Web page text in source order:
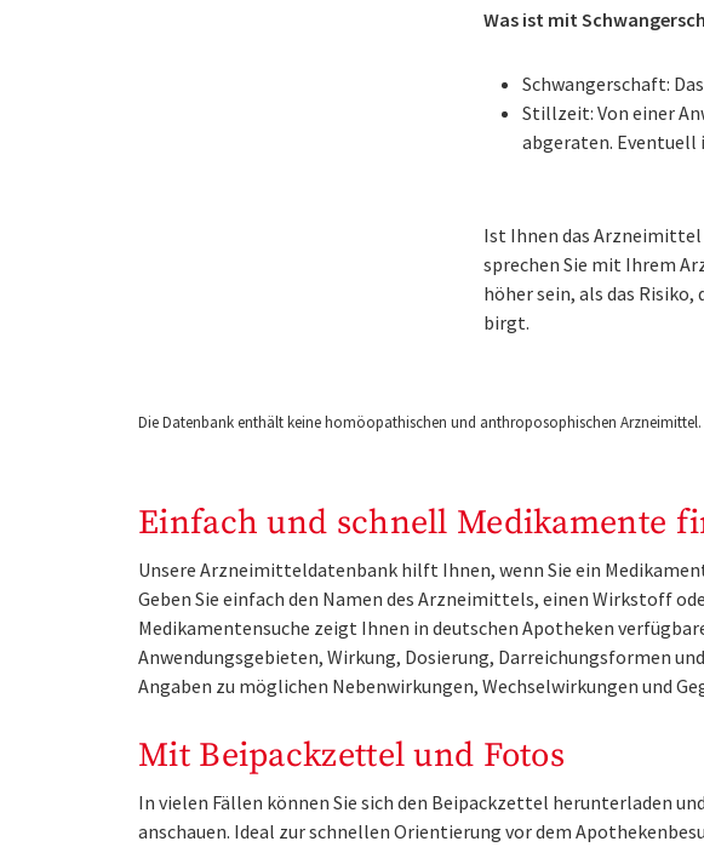
Was ist mit
Schwangerschaft:
Stillzeit: Von einer
abgeraten. Eventuell
Ist Ihnen das
sprechen Sie mit Ihrem
höher sein, als das Risiko,
birgt.
Die Datenbank enthält keine homöopathischen und anthroposophischen Arzneimittel.
Einfach und schnell Medikamente
Unsere Arzneimitteldatenbank hilft Ihnen, wenn Sie ein
Geben Sie einfach den Namen des Arzneimittels, einen Wirkstoff
Medikamentensuche zeigt Ihnen in deutschen Apotheken
Anwendungsgebieten, Wirkung, Dosierung, Darreichungsformen
Angaben zu möglichen Nebenwirkungen, Wechselwirkungen und
Mit Beipackzettel und Fotos
In vielen Fällen können Sie sich den Beipackzettel herunterladen
anschauen. Ideal zur schnellen Orientierung vor dem